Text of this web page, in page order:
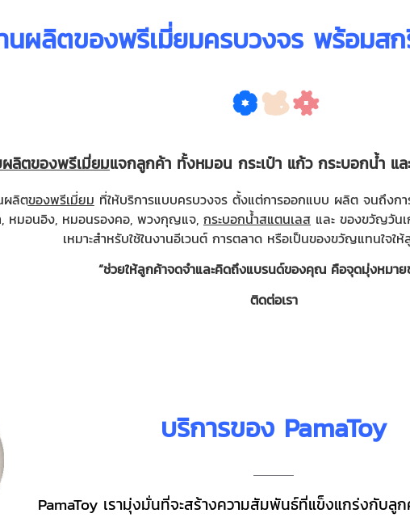
นผลิตของพรีเมี่ยมครบวงจร พร้อมส
ลิตของพรีเมี่ยมแจกลูกค้า ทั้งหมอน กระเป๋า แก้ว กระบอกน้ำ
ผลิตของพรีเมี่ยม ที่ให้บริการแบบครบวงจร ตั้งแต่การออกแบบ ผลิต จนถึงก
, หมอนอิง, หมอนรองคอ, พวงกุญแจ, กระบอกน้ำสแตนเลส และ ของขวัญวั
เหมาะสำหรับใช้ในงานอีเวนต์ การตลาด หรือเป็นของขวัญแทนใจ
“ช่วยให้ลูกค้าจดจำและคิดถึงแบรนด์ของคุณ คือจุดมุ่งหมายข
ติดต่อเรา
บริการของ PamaToy
PamaToy เรามุ่งมั่นที่จะสร้างความสัมพันธ์ที่แข็งแกร่งกับ